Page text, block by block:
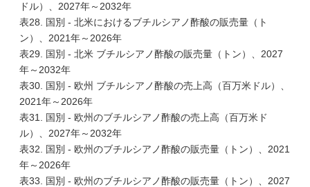
ドル）、2027年～2032年
表28. 国別 - 北米におけるブチルシアノ酢酸の販売量（ト
ン）、2021年～2026年
表29. 国別 - 北米 ブチルシアノ酢酸の販売量（トン）、2027
年～2032年
表30. 国別 - 欧州 ブチルシアノ酢酸の売上高（百万米ドル）、
2021年～2026年
表31. 国別 - 欧州のブチルシアノ酢酸の売上高（百万米ド
ル）、2027年～2032年
表32. 国別 - 欧州のブチルシアノ酢酸の販売量（トン）、2021
年～2026年
表33. 国別 - 欧州のブチルシアノ酢酸の販売量（トン）、2027